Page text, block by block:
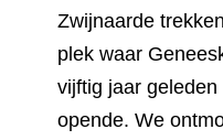
Zwijnaarde
plek waar
vijftig jaar
opende. We